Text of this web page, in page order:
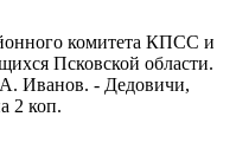
комитета КПСС и
Псковской области.
Иванов. - Дедовичи,
2 коп.